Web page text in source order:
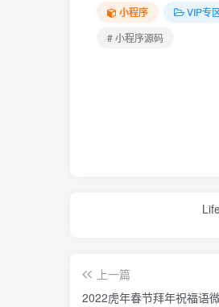
小程序 VIP专
# 小程序源码
上一篇
2022虎年春节拜年祝福语